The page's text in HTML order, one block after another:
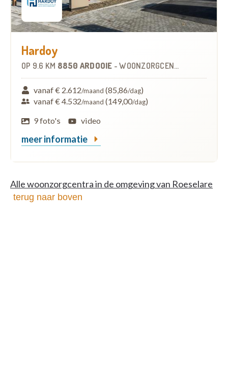
Hardoy
OP 9.6 KM 8850 ARDOOIE -WOONZORGCENTRUM (WZC)
vanaf € 2.612/maand (85,86/dag)
vanaf € 4.532/maand (149,00/dag)
9 foto's
video
meer informatie
Alle woonzorgcentra in de omgeving van Roeselare
terug naar boven